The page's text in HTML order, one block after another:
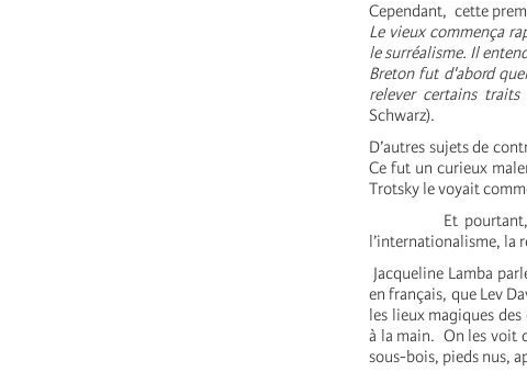
Cependant, cette
Le vieux commença
le surréalisme. Il
Breton fut d'abord
relever certains
Schwarz).
D’autres sujets de
Ce fut un curieux
Trotsky le voyait
Et pourtant, le
l’internationalisme, la
Jacqueline Lamba
en français, que Lev
les lieux magiques
à la main. On les voit
sous-bois, pieds nus,